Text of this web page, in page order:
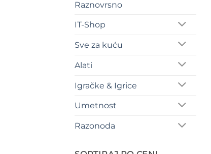
Raznovrsno
IT-Shop
Sve za kuću
Alati
Igračke & Igrice
Umetnost
Razonoda